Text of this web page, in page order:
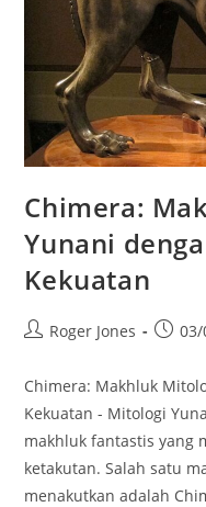
Chimera:
Yunani
Kekuatan
PostRoger Jones
Post
Chimera: Makhluk
Kekuatan - Mitologi
makhluk fantastis yang
ketakutan. Salah satu
menakutkan adalah